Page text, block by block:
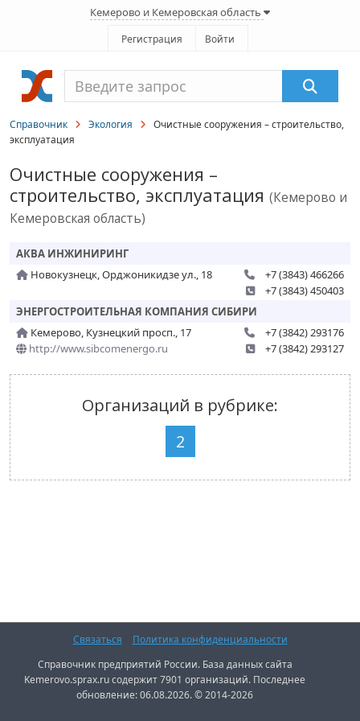
Кемерово и Кемеровская область
Регистрация Войти
Справочник Экология
Очистные сооружения – строительство,
эксплуатация
Очистные сооружения –
строительство, эксплуатация (Кемерово и
Кемеровская область)
АКВА ИНЖИНИРИНГ
Новокузнецк, Орджоникидзе ул., 18
+7 (3843) 466266
+7 (3843) 450403
ЭНЕРГОСТРОИТЕЛЬНАЯ КОМПАНИЯ СИБИРИ
Кемерово, Кузнецкий просп., 17
http://www.sibcomenergo.ru
+7 (3842) 293176
+7 (3842) 293127
Организаций в рубрике:
2
Связаться
Политика конфиденциальности
Справочник предприятий России. База данных сайта
Kemerovo.sprax.ru содержит 7901 организаций. Последнее
обновление: 06.08.2026. © 2014-2026